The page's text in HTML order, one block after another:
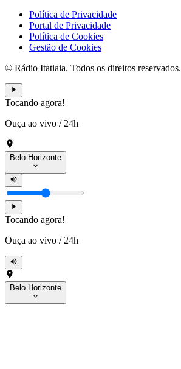
Política de Privacidade
Portal de Privacidade
Política de Cookies
Gestão de Cookies
© Rádio Itatiaia. Todos os direitos reservados.
Tocando agora!
Ouça ao vivo / 24h
Belo Horizonte
Tocando agora!
Ouça ao vivo / 24h
Belo Horizonte